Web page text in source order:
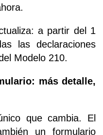
a partir del 1
las declaraciones
Modelo 210.
más detalle,
que cambia. El
un formulario